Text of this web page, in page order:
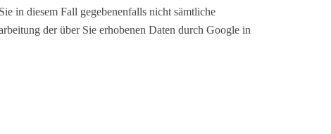
in diesem Fall gegebenenfalls nicht sämtliche
der über Sie erhobenen Daten durch Google in